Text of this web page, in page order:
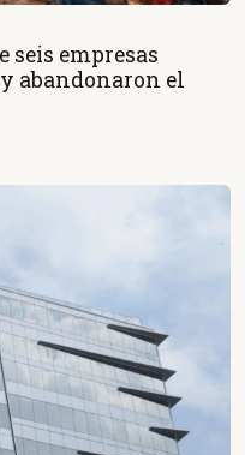
seis empresas
abandonaron el